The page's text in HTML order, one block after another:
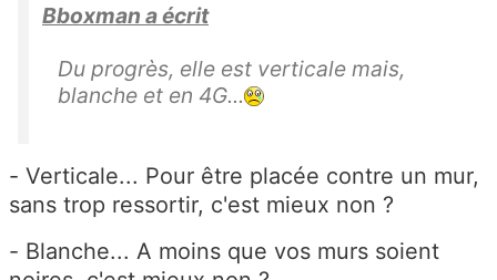
Bboxman a écrit
Du progrès, elle est verticale mais,
blanche et en 4G...
- Verticale... Pour être placée contre un mur,
sans trop ressortir, c'est mieux non ?
- Blanche... A moins que vos murs soient